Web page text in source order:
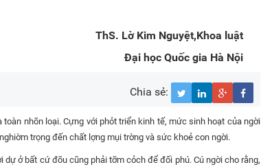
ThS. Lờ Kim Nguyệt,Khoa luật
Đại học Quốc gia Hà Nội
Chia sẻ:
nhõn loại. Cựng với phỏt triển kinh tế, mức sinh hoạt của ngời
trọng đến chất lợng mụi trờng và sức khoẻ con ngời.
ở bất cứ đõu cũng phải tỡm cỏch để đối phú. Cú ngời cho rằng,